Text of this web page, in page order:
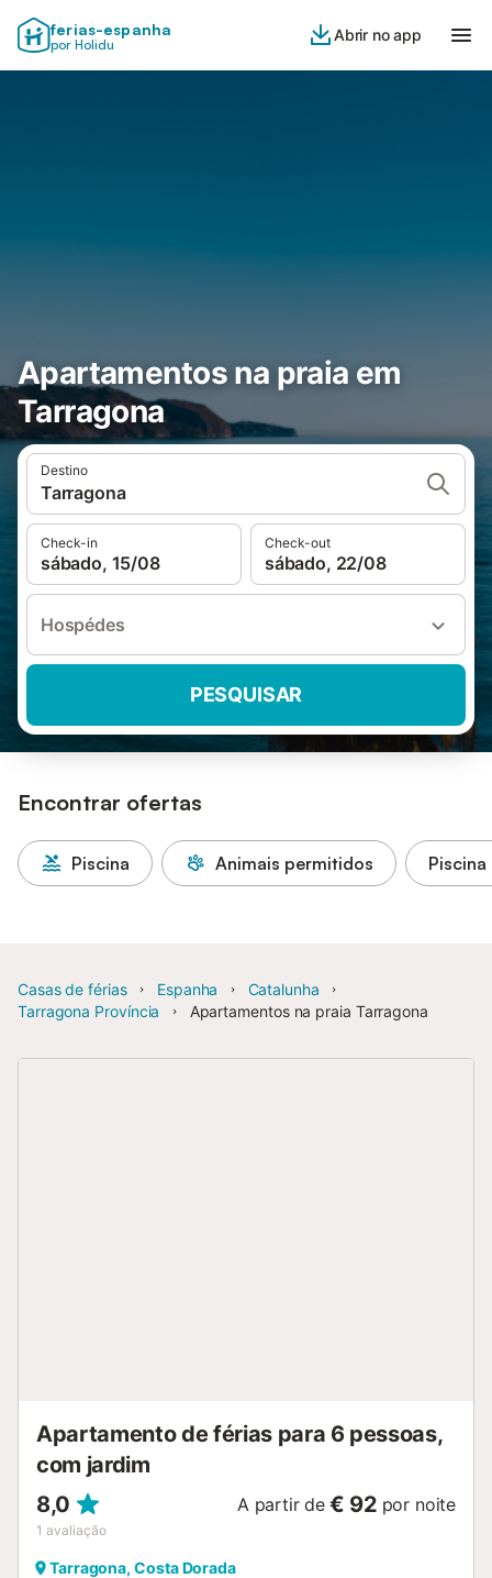
ferias-espanha
por Holidu
Abrir no app
Apartamentos na praia em
Tarragona
Destino
Tarragona
Check-in
sábado, 15/08
Check-out
sábado, 22/08
Hospédes
PESQUISAR
Encontrar ofertas
Piscina Animais permitidos
Casas de férias Espanha
Catalunha
Tarragona Província
Apartamentos na praia Tarragona
Apartamento de férias para 6 pessoas,
com jardim
8,0
1 avaliação
A partir de € 92 por noite
Tarragona, Costa Dorada